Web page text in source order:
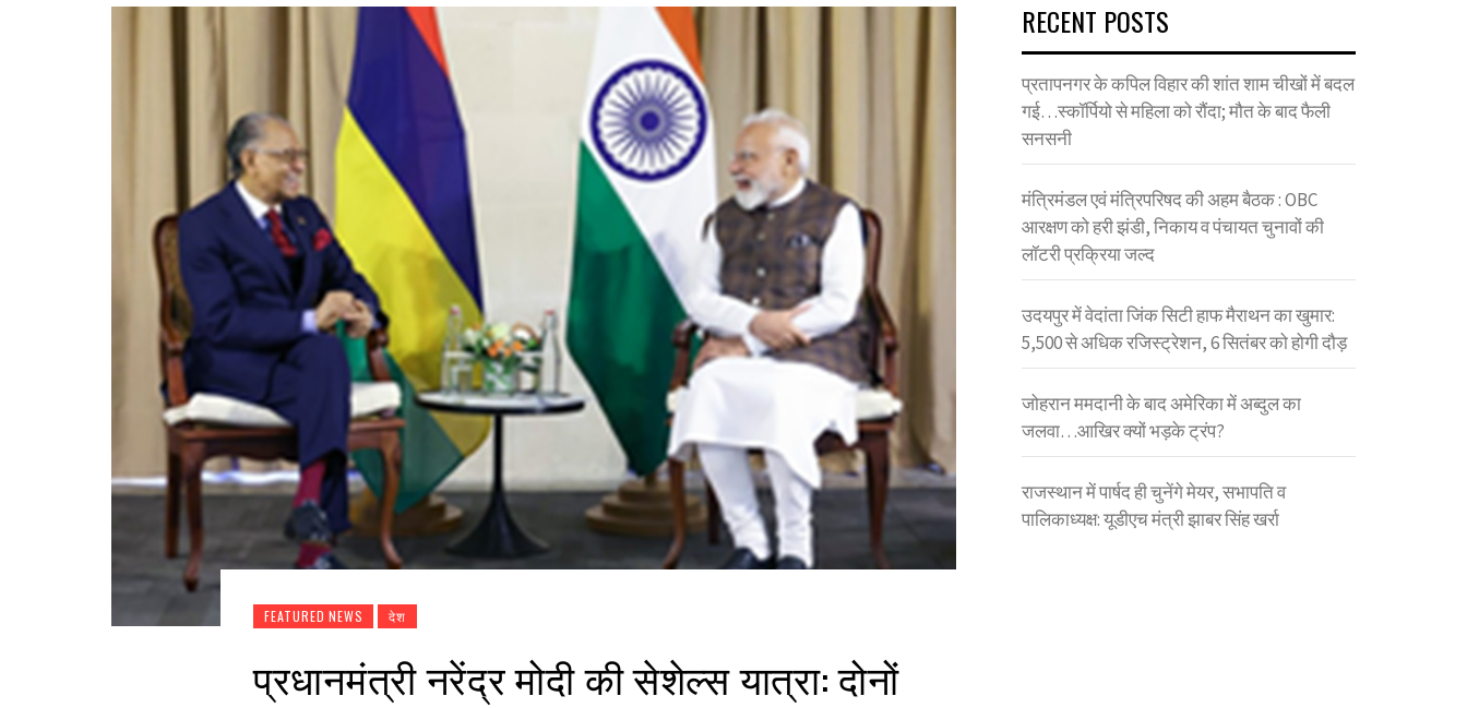
FEATURED NEWS देश
प्रधानमंत्री नरेंद्र मोदी की सेशेल्स यात्रा: दोनों
RECENT POSTS
प्रतापनगर के कपिल विहार की शांत शाम चीखों में बदल
गई…स्कॉर्पियो से महिला को रौंदा; मौत के बाद फैली
सनसनी
मंत्रिमंडल एवं मंत्रिपरिषद की अहम बैठक : OBC
आरक्षण को हरी झंडी, निकाय व पंचायत चुनावों की
लॉटरी प्रक्रिया जल्द
उदयपुर में वेदांता जिंक सिटी हाफ मैराथन का खुमार:
5,500 से अधिक रजिस्ट्रेशन, 6 सितंबर को होगी दौड़
जोहरान ममदानी के बाद अमेरिका में अब्दुल का
जलवा…आखिर क्यों भड़के ट्रंप?
राजस्थान में पार्षद ही चुनेंगे मेयर, सभापति व
पालिकाध्यक्ष: यूडीएच मंत्री झाबर सिंह खर्रा